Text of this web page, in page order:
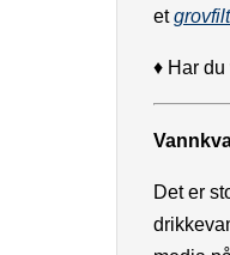
et
♦ Har
Det er